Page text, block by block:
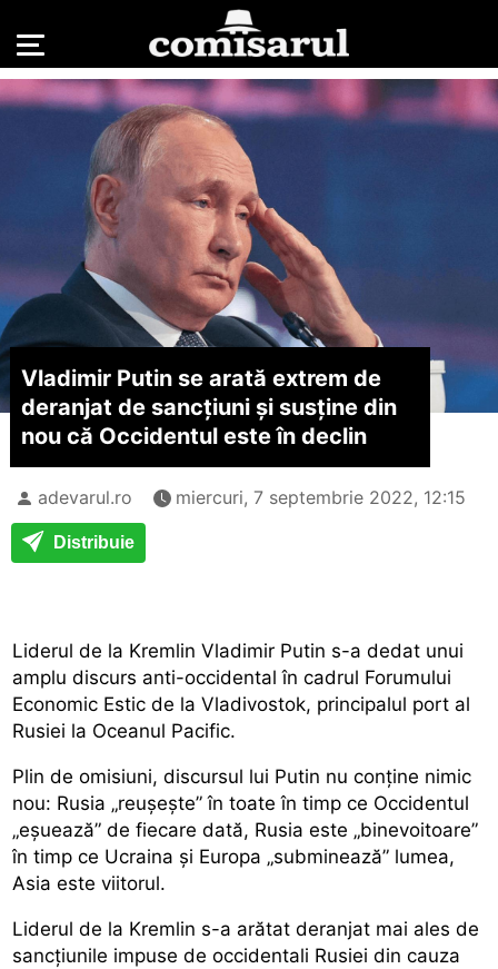
Vladimir Putin se arată extrem de
deranjat de sancțiuni și susține din
nou că Occidentul este în declin
adevarul.ro miercuri, 7 septembrie 2022, 12:15
Distribuie
Liderul de la Kremlin Vladimir Putin s-a dedat unui
amplu discurs anti-occidental în cadrul Forumului
Economic Estic de la Vladivostok, principalul port al
Rusiei la Oceanul Pacific.
Plin de omisiuni, discursul lui Putin nu conține nimic
nou: Rusia „reușește” în toate în timp ce Occidentul
„eșuează” de fiecare dată, Rusia este „binevoitoare”
în timp ce Ucraina și Europa „subminează” lumea,
Asia este viitorul.
Liderul de la Kremlin s-a arătat deranjat mai ales de
sancțiunile impuse de occidentali Rusiei din cauza